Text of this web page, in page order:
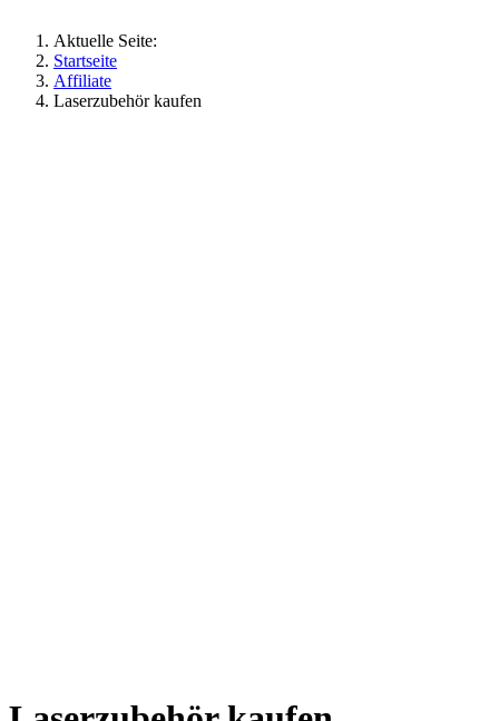
Aktuelle Seite:
Startseite
Affiliate
Laserzubehör kaufen